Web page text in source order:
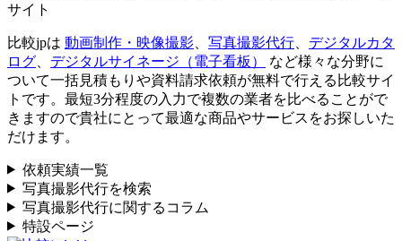
サイト
比較jpは 動画制作・映像撮影 写真撮影代行
デジタルカタ
ログ
デジタルサイネージ（電子看板）
など様々な分野に
ついて一括見積もりや資料請求依頼が無料で行える比較サイ
トです。最短3分程度の入力で複数の業者を比べることがで
きますので貴社にとって最適な商品やサービスをお探しいた
だけます。
依頼実績一覧
写真撮影代行を検索
写真撮影代行に関するコラム
特設ページ